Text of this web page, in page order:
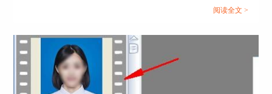
作。那么证件照如何在证照之星中拍摄和打印呢？这篇文章
是连接断开。...
阅读全文 >